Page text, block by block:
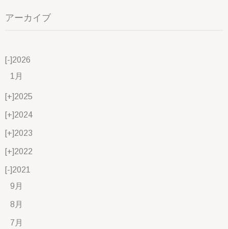
アーカイブ
[-]2026
1月
[+]2025
[+]2024
[+]2023
[+]2022
[-]2021
9月
8月
7月